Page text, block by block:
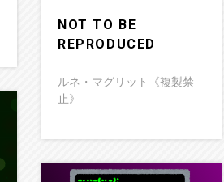
NOT TO BE
REPRODUCED
ルネ・マグリット《複製禁
止》